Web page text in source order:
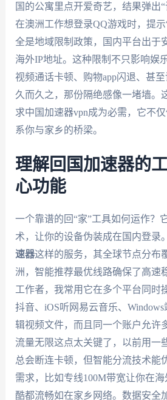
国的公寓里点开爱奇艺，结果弹出
在澳洲工作想登录QQ游戏时，提
全是地域限制政策，国内平台出于
海外IP地址。这种限制不只影响娱
视频通话卡顿、购物app闪退、甚至
久而久之，那份隔绝感像一堵墙。
求中国加速器vpn成为必需，它不
系你与家乡的桥梁。
理解回国加速器的
心功能
一个靠谱的回“家”工具如何运作？
术，让你的设备伪装成在国内登录
速器这样的服务，其全球节点分布
洲，智能推荐最优线路确保了高速
工作者，我常用它在多个平台同时
抖音、iOS听网易云音乐、
辑视频文件，而且同一个账户允许
流量无限这点太关键了，以前用一
总会断连卡顿，但智能分流技术能
需求，比如专线100M带宽让你在
酷都流畅如在家乡网络。数据安全